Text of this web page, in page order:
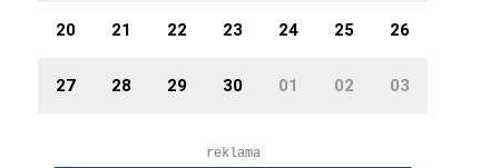
20 21 22 23 24 25 26
27 28 29 30 01 02 03
reklama